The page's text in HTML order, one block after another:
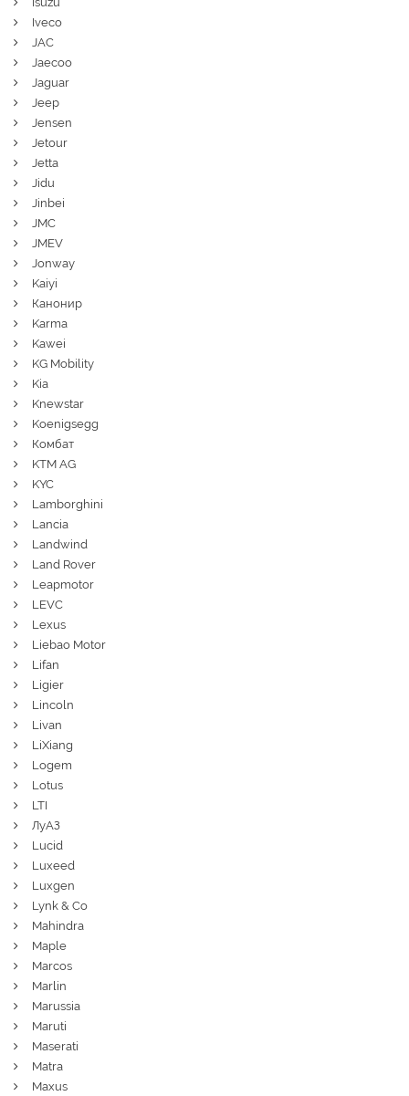
Iveco
JAC
Jaecoo
Jaguar
Jeep
Jensen
Jetour
Jetta
Jidu
Jinbei
JMC
JMEV
Jonway
Kaiyi
Канонир
Karma
Kawei
KG Mobility
Kia
Knewstar
Koenigsegg
Комбат
KTM AG
KYC
Lamborghini
Lancia
Landwind
Land Rover
Leapmotor
LEVC
Lexus
Liebao Motor
Lifan
Ligier
Lincoln
Livan
LiXiang
Logem
Lotus
LTI
ЛуАЗ
Lucid
Luxeed
Luxgen
Lynk & Co
Mahindra
Maple
Marcos
Marlin
Marussia
Maruti
Maserati
Matra
Maxus